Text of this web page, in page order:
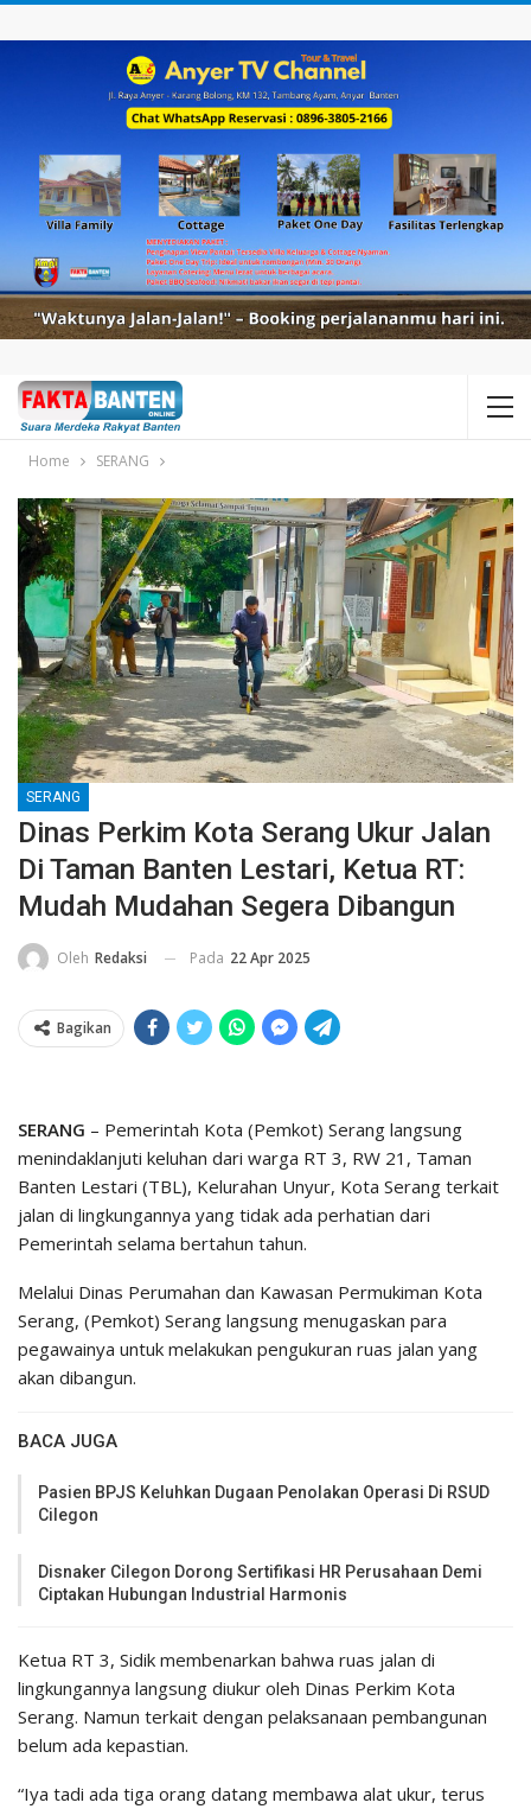
Home SERANG
SERANG
Dinas Perkim Kota Serang Ukur Jalan
Di Taman Banten Lestari, Ketua RT:
Mudah Mudahan Segera Dibangun
Oleh Redaksi Pada 22 Apr 2025
Bagikan
SERANG – Pemerintah Kota (Pemkot) Serang langsung
menindaklanjuti keluhan dari warga RT 3, RW 21, Taman
Banten Lestari (TBL), Kelurahan Unyur, Kota Serang terkait
jalan di lingkungannya yang tidak ada perhatian dari
Pemerintah selama bertahun tahun.
Melalui Dinas Perumahan dan Kawasan Permukiman Kota
Serang, (Pemkot) Serang langsung menugaskan para
pegawainya untuk melakukan pengukuran ruas jalan yang
akan dibangun.
BACA JUGA
Pasien BPJS Keluhkan Dugaan Penolakan Operasi Di RSUD
Cilegon
Disnaker Cilegon Dorong Sertifikasi HR Perusahaan Demi
Ciptakan Hubungan Industrial Harmonis
Ketua RT 3, Sidik membenarkan bahwa ruas jalan di
lingkungannya langsung diukur oleh Dinas Perkim Kota
Serang. Namun terkait dengan pelaksanaan pembangunan
belum ada kepastian.
“Iya tadi ada tiga orang datang membawa alat ukur, terus